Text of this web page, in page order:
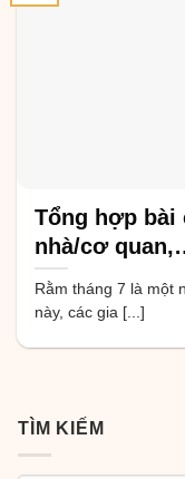
Tổng hợp bài
nhà/cơ
Rằm tháng 7 là một
này, các gia [...]
TÌM KIẾM